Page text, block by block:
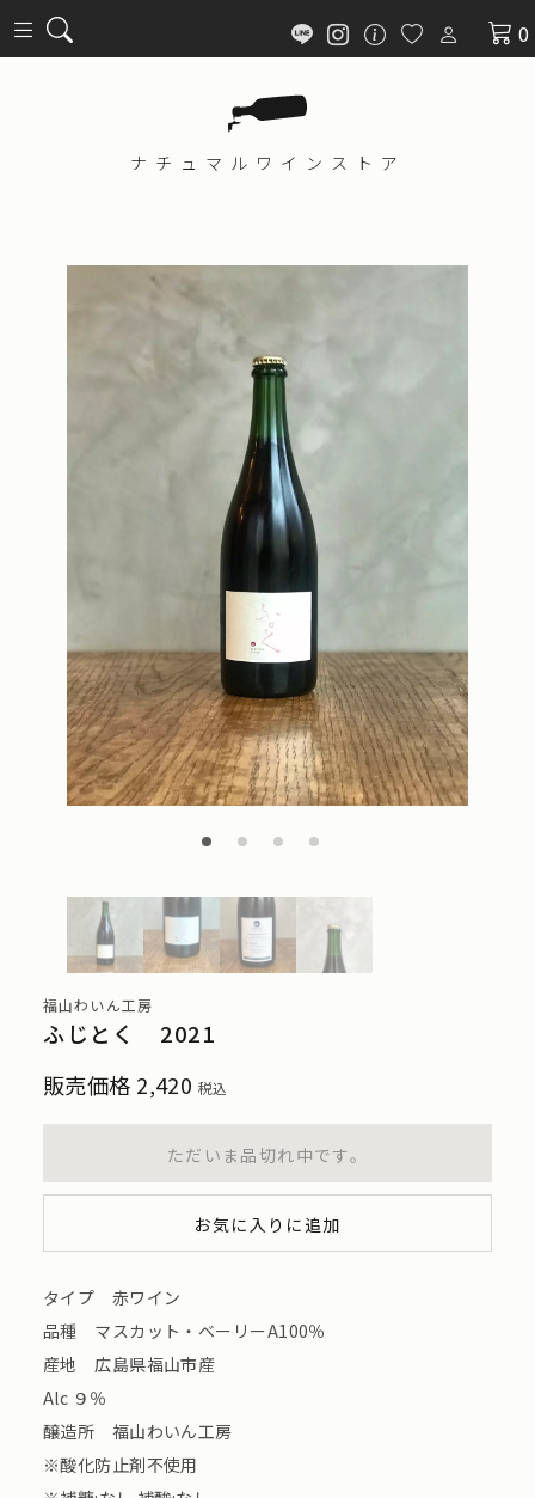
0
ナチュマル ワインストア
福山わいん工房
ふじとく 2021
販売価格 2,420 税込
ただいま品切れ中です。
お気に入りに追加
タイプ 赤ワイン
品種 マスカット・ベーリーA100％
産地 広島県福山市産
Alc ９％
醸造所 福山わいん工房
※酸化防止剤不使用